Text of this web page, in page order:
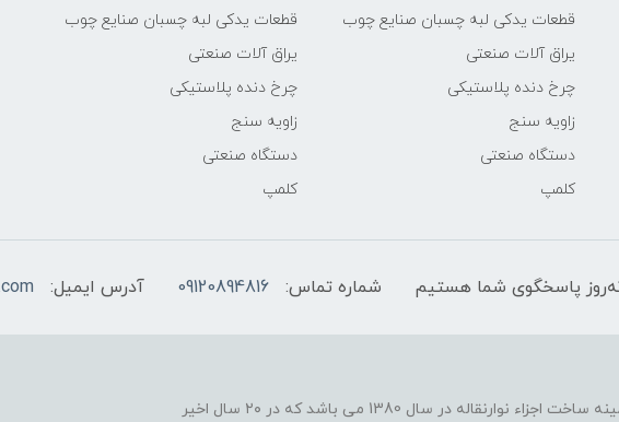
قطعات یدکی لبه چسبان صنایع چوب
یراق آلات صنعتی
چرخ دنده پلاستیکی
زاویه سنج
دستگاه صنعتی
کلمپ
قطعات یدکی لبه چسبان صنایع چوب
یراق آلات صنعتی
چرخ دنده پلاستیکی
زاویه سنج
دستگاه صنعتی
کلمپ
شماره تماس: 09120894816 آدرس ایمیل:
یکی از موفقیت های ما نوآوری در زمینه ساخت اجزاء نوارنقاله در سال 1380 می باشد که در ۲۰ سال اخیر